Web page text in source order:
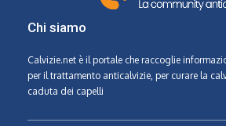
Chi siamo
Calvizie.net è il portale che raccoglie
per il trattamento anticalvizie, per curare la
caduta dei capelli